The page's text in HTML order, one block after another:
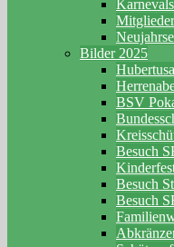
Bilder 2025
BSV
Besuch
Besuch
Besuch